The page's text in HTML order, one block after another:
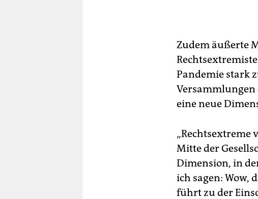
Zudem äußerte
Pandemie stark
Versammlungen
eine neue
„Rechtsextreme
Mitte der
Dimension, in
ich sagen: Wow,
führt zu der